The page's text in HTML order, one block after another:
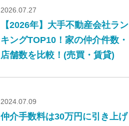
2026.07.27
【2026年】大手不動産会社ラン
キングTOP10！家の仲介件数・
店舗数を比較！(売買・賃貸)
2024.07.09
仲介手数料は30万円に引き上げ